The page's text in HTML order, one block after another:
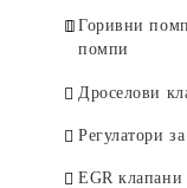
Ламбда
кислород
Сензори
Сензори
ABS Сензори
Диодни
Четки за
Запалителни
Запалителни
Запалителни
Горивни
помпи
Тунинг
Дроселови
Регулатори
EGR